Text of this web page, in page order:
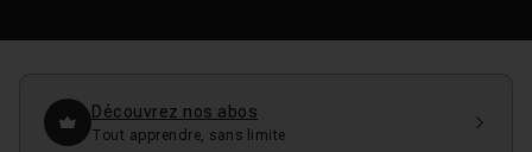
Découvrez nos abos
Tout apprendre, sans limite